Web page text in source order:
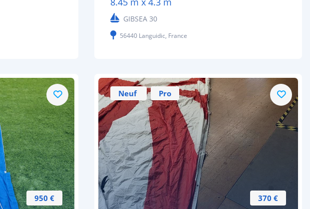
GIBSEA 30
56440 Languidic, France
950 € 370 €
Neuf Pro